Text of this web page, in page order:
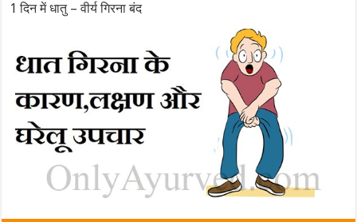
1 दिन में धातु – वीर्य गिरना बंद